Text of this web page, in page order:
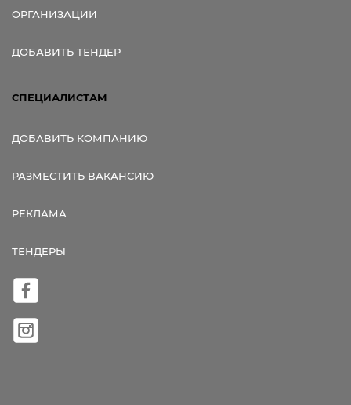
ОРГАНИЗАЦИИ
ДОБАВИТЬ ТЕНДЕР
СПЕЦИАЛИСТАМ
ДОБАВИТЬ КОМПАНИЮ
РАЗМЕСТИТЬ ВАКАНСИЮ
РЕКЛАМА
ТЕНДЕРЫ